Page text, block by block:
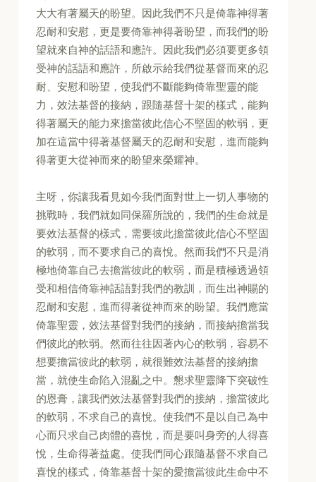
大大有著屬天的盼望。因此我們不只是倚靠神得著
忍耐和安慰，更是要倚靠神得著盼望，而我們的盼
望就來自神的話語和應許。因此我們必須要更多領
受神的話語和應許，所啟示給我們從基督而來的忍
耐、安慰和盼望，使我們不斷能夠倚靠聖靈的能
力，效法基督的接納，跟隨基督十架的樣式，能夠
得著屬天的能力來擔當彼此信心不堅固的軟弱，更
加在這當中得著基督屬天的忍耐和安慰，進而能夠
得著更大從神而來的盼望來榮耀神。
主呀，你讓我看見如今我們面對世上一切人事物的
挑戰時，我們就如同保羅所說的，我們的生命就是
要效法基督的樣式，需要彼此擔當彼此信心不堅固
的軟弱，而不要求自己的喜悅。然而我們不只是消
極地倚靠自己去擔當彼此的軟弱，而是積極透過領
受和相信倚靠神話語對我們的教訓，而生出神賜的
忍耐和安慰，進而得著從神而來的盼望。我們應當
倚靠聖靈，效法基督對我們的接納，而接納擔當我
們彼此的軟弱。然而往往因著內心的軟弱，容易不
想要擔當彼此的軟弱，就很難效法基督的接納擔
當，就使生命陷入混亂之中。懇求聖靈降下突破性
的恩膏，讓我們效法基督對我們的接納，擔當彼此
的軟弱，不求自己的喜悅。使我們不是以自己為中
心而只求自己肉體的喜悅，而是要叫身旁的人得喜
悅，生命得著益處。使我們同心跟隨基督不求自己
喜悅的樣式，倚靠基督十架的愛擔當彼此生命中不